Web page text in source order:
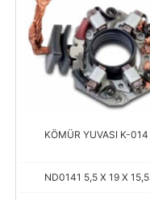
KÖMÜR YUVASI K-014
ND0141 5,5 X 19 X 15,5